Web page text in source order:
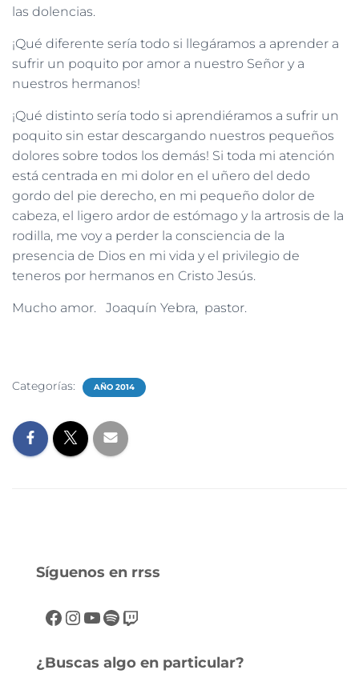
las dolencias.
¡Qué diferente sería todo si llegáramos a aprender a
sufrir un poquito por amor a nuestro Señor y a
nuestros hermanos!
¡Qué distinto sería todo si aprendiéramos a sufrir un
poquito sin estar descargando nuestros pequeños
dolores sobre todos los demás! Si toda mi atención
está centrada en mi dolor en el uñero del dedo
gordo del pie derecho, en mi pequeño dolor de
cabeza, el ligero ardor de estómago y la artrosis de la
rodilla, me voy a perder la consciencia de la
presencia de Dios en mi vida y el privilegio de
teneros por hermanos en Cristo Jesús.
Mucho amor. Joaquín Yebra, pastor.
Categorías: AÑO 2014
Síguenos en rrss
¿Buscas algo en particular?